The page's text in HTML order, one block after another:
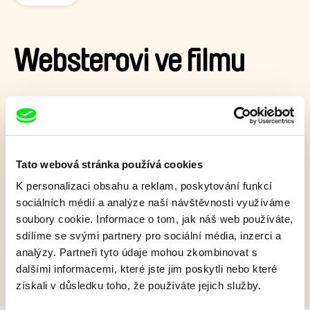
Tato webová stránka používá cookies
K personalizaci obsahu a reklam, poskytování funkcí
sociálních médií a analýze naší návštěvnosti využíváme
soubory cookie. Informace o tom, jak náš web používáte,
sdílíme se svými partnery pro sociální média, inzerci a
analýzy. Partneři tyto údaje mohou zkombinovat s
dalšími informacemi, které jste jim poskytli nebo které
získali v důsledku toho, že používáte jejich služby.
Websterovi ve filmu
Nová filmová dobrodružství veselé pavoučí rodinky, která žije
v kokonu nad výtahovou šachtou.
Film bohužel není dostupný :(
Omlouváme se, ale tento titul není ve vaší zemi k
dispozici.